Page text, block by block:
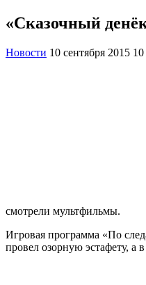
«Сказочный
Новости 10 сентября 2015
смотрели мультфильмы.
Игровая программа «По
провел озорную эстафету, а